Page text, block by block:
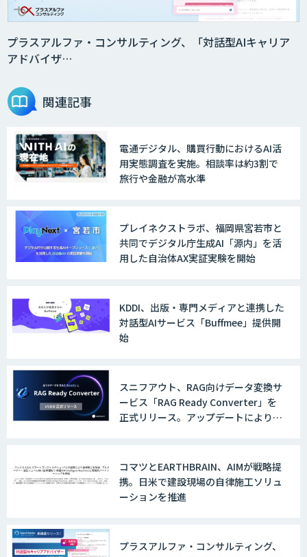
プラスアルファ・コンサルティング、「対話型AIキャリア
アドバイザ…
関連記事
電通デジタル、購買行動におけるAI活
用実態調査を実施。相談率は約3割で
旅行や金融が高水準
プレイネクストラボ、福岡県宮若市と
共同でデジタル庁生成AI「源内」を活
用した自治体AX実証実験を開始
KDDI、出版・専門メディアと連携した
対話型AIサービス「Buffmee」提供開
始
スニフアウト、RAG向けデータ変換サ
ービス「RAG Ready Converter」を
正式リリース。アップデートにより変
コマツとEARTHBRAIN、AIMが戦略提
携。日米で建設現場の自律施工ソリュ
ーションを推進
プラスアルファ・コンサルティング、